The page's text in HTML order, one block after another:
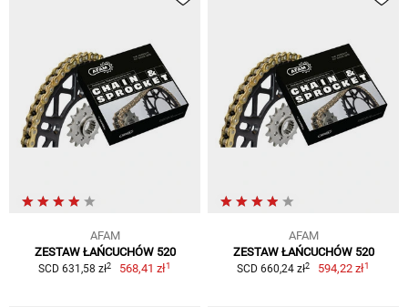
AFAM
ZESTAW ŁAŃCUCHÓW 520
SCD 631,58 zł2 568,41 zł1
AFAM
ZESTAW ŁAŃCUCHÓW 520
SCD 660,24 zł2 594,22 zł1